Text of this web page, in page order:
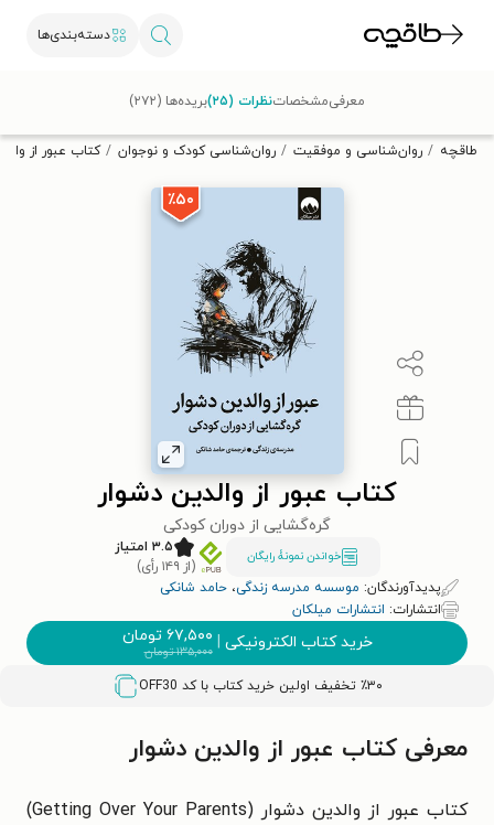
دسته‌بندی‌ها
تخفیف از طاقچه دریافت کن.
طاقچه روان‌شناسی و موفقیت روان‌شناسی کودک و نوجوان کتاب عبور از
٪۵۰
کتاب عبور از والدین دشوار
گره‌گشایی از دوران کودکی
خواندن نمونۀ رایگان
۳.۵ امتیاز
(از ۱۴۹ رأی)
پدیدآورندگان: موسسه مدرسه زندگی، حامد شانکی
انتشارات: انتشارات میلکان
خرید کتاب الکترونیکی | ۶۷,۵۰۰ تومان
۱۳۵,۰۰۰تومان
٪۳۰ تخفیف اولین خرید کتاب با کد OFF30
معرفیمشخصاتنظرات (۲۵) بریده‌ها (۲۷۲)
معرفی کتاب عبور از والدین دشوار
کتاب عبور از والدین دشوار (Getting Over Your Parents)